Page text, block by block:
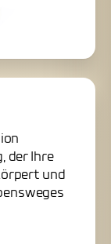
der Ihre
und